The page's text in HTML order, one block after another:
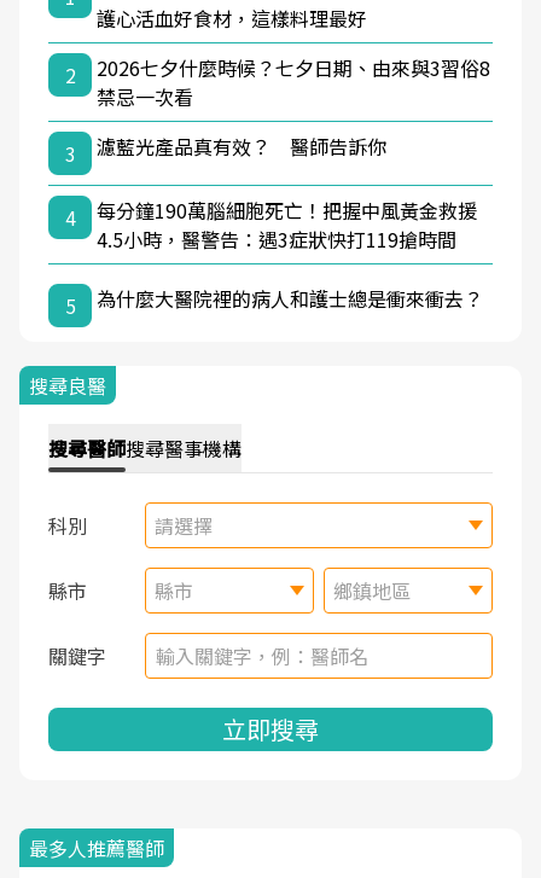
護心活血好食材，這樣料理最好
2
2026七夕什麼時候？七夕日期、由來與3習俗8
禁忌一次看
3
濾藍光產品真有效？ 醫師告訴你
4
每分鐘190萬腦細胞死亡！把握中風黃金救援
4.5小時，醫警告：遇3症狀快打119搶時間
5 為什麼大醫院裡的病人和護士總是衝來衝去？
搜尋良醫
搜尋醫師搜尋醫事機構
科別 請選擇
縣市 縣市 鄉鎮地區
關鍵字
立即搜尋
最多人推薦醫師